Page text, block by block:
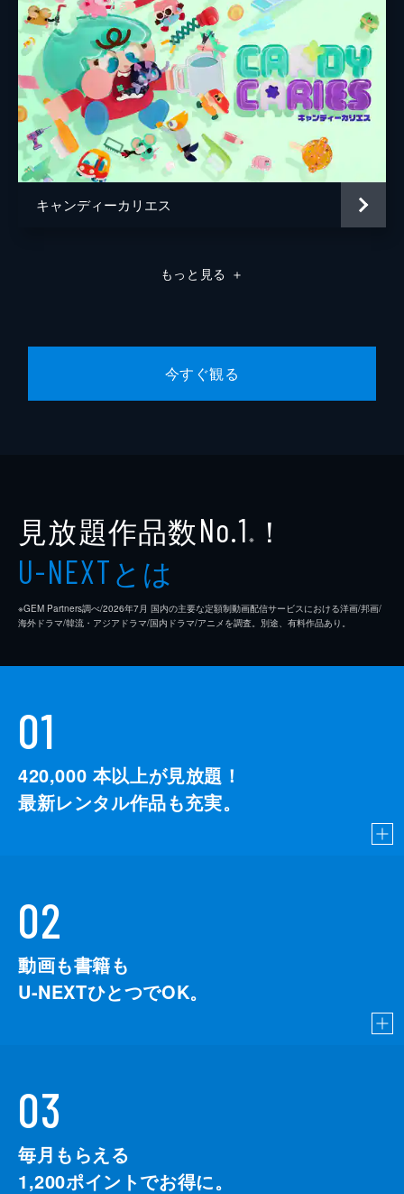
キャンディーカリエス
もっと見る ＋
今すぐ観る
見放題作品数No.1 ※ ！
U-NEXTとは
※GEM Partners調べ/2026年7⽉ 国内の主要な定額制動画配信サービスにおける洋画/邦画/
海外ドラマ/韓流・アジアドラマ/国内ドラマ/アニメを調査。別途、有料作品あり。
01
420,000 本以上が見放題！
最新レンタル作品も充実。
02
動画も書籍も
U-NEXTひとつでOK。
03
毎月もらえる
1,200ポイントでお得に。